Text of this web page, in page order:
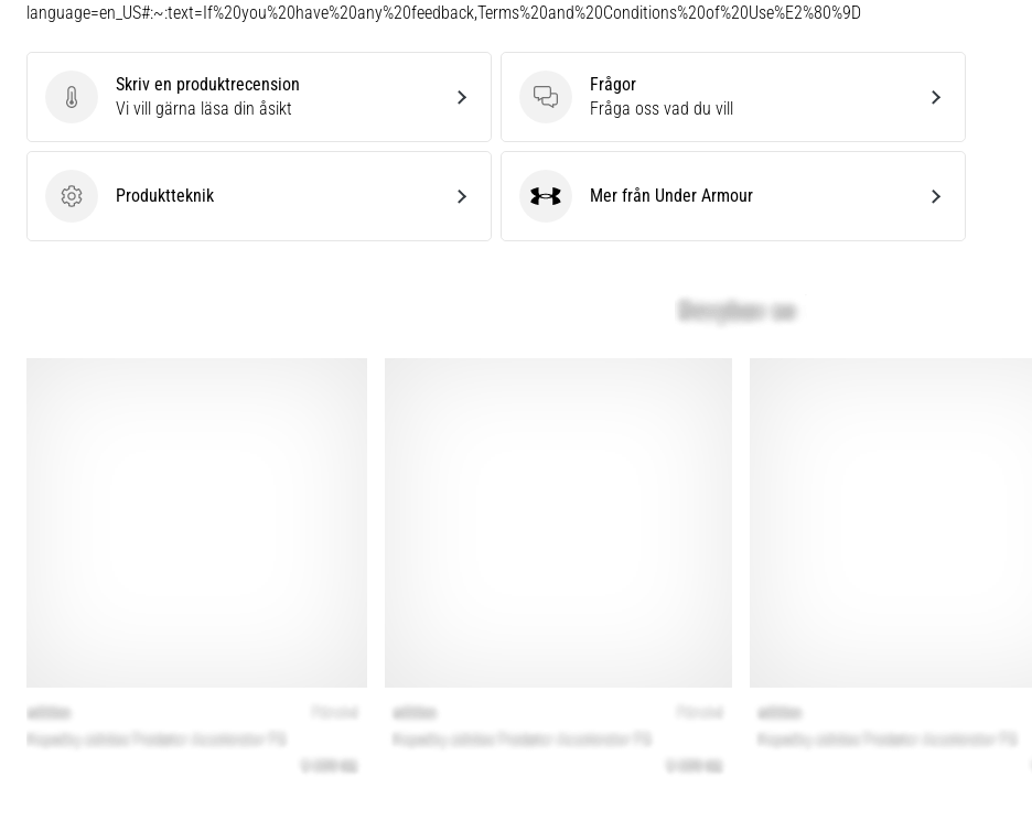
language=en_US#:~:text=If%20you%20have%20any%20feedback,Terms%20and%20Conditions%20of%20Use%E2%80%9D
Skriv en produktrecension
Skriv en produktrecension
Vi vill gärna läsa din åsikt
Frågor
Frågor
Fråga oss vad du vill
ProduktteknikProduktteknik Under ArmourMer från Under Armour